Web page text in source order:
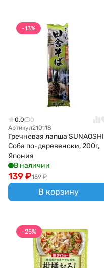
-13%
0.0
0
Артикул210118
Гречневая лапша SUNAOSHI
Соба по-деревенски, 200г,
Япония
В наличии
159 ₽
139₽
В корзину
-25%